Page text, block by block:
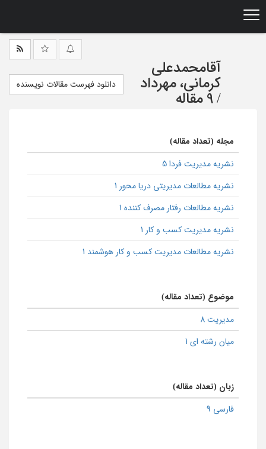
آقامحمدعلی
کرمانی، مهرداد
/ 9 مقاله
دانلود فهرست مقالات نویسنده
مجله (تعداد مقاله)
نشریه مدیریت فردا 5
نشریه مطالعات مدیریتی دریا محور 1
نشریه مطالعات رفتار مصرف کننده 1
نشریه مدیریت کسب و کار 1
نشریه مطالعات مدیریت کسب و کار هوشمند 1
موضوع (تعداد مقاله)
مدیریت 8
میان رشته ای 1
زبان (تعداد مقاله)
فارسی 9